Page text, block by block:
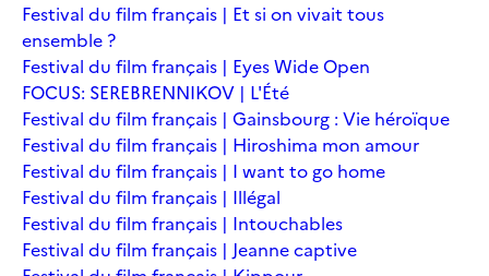
Festival du film français | Et si on vivait tous
ensemble ?
Festival du film français | Eyes Wide Open
FOCUS: SEREBRENNIKOV | L'Été
Festival du film français | Gainsbourg : Vie héroïque
Festival du film français | Hiroshima mon amour
Festival du film français | I want to go home
Festival du film français | Illégal
Festival du film français | Intouchables
Festival du film français | Jeanne captive